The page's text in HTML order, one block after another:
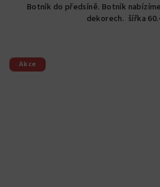
z
5
Botník do předsíně. Botník
dekorech. šířka
Akce